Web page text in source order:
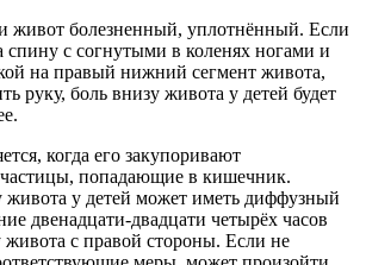
болезненный, уплотнённый. Если
с согнутыми в коленях ногами и
на правый нижний сегмент живота,
руку, боль внизу живота у детей будет
когда его закупоривают
попадающие в кишечник.
живота у детей может иметь диффузный
двенадцати-двадцати четырёх часов
живота с правой стороны. Если не